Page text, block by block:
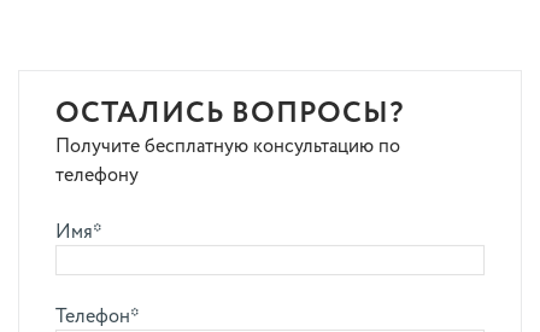
ОСТАЛИСЬ ВОПРОСЫ?
Получите бесплатную консультацию по
телефону
Имя*
Телефон*